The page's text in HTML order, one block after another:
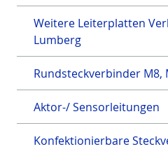
Weitere Leiterplatten
Lumberg
Rundsteckverbinder M8,
Aktor-/ Sensorleitungen
Konfektionierbare